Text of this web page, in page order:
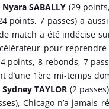
Nyara SABALLY (29
points, 7 passes) a
match a été indécise
pour
points, 8 rebonds, 7
1ère mi‑temps
Sydney TAYLOR (2
Chicago n’a jamais